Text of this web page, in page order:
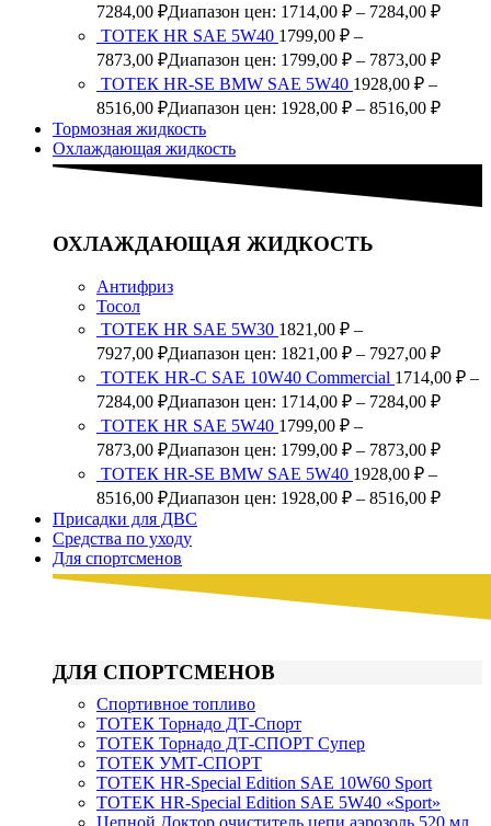
7284,00 ₽Диапазон цен: 1714,00 ₽ – 7284,00 ₽
ТОТЕК HR SAE 5W40 1799,00 ₽ –
7873,00 ₽Диапазон цен: 1799,00 ₽ – 7873,00 ₽
ТОТЕК HR-SE BMW SAE 5W40 1928,00 ₽ –
8516,00 ₽Диапазон цен: 1928,00 ₽ – 8516,00 ₽
Тормозная жидкость
Охлаждающая жидкость
ОХЛАЖДАЮЩАЯ ЖИДКОСТЬ
Антифриз
Тосол
ТОТЕК HR SAE 5W30 1821,00 ₽ –
7927,00 ₽Диапазон цен: 1821,00 ₽ – 7927,00 ₽
TOTEK HR-C SAE 10W40 Commercial 1714,00 ₽ –
7284,00 ₽Диапазон цен: 1714,00 ₽ – 7284,00 ₽
ТОТЕК HR SAE 5W40 1799,00 ₽ –
7873,00 ₽Диапазон цен: 1799,00 ₽ – 7873,00 ₽
ТОТЕК HR-SE BMW SAE 5W40 1928,00 ₽ –
8516,00 ₽Диапазон цен: 1928,00 ₽ – 8516,00 ₽
Присадки для ДВС
Средства по уходу
Для спортсменов
ДЛЯ СПОРТСМЕНОВ
Спортивное топливо
ТОТЕК Торнадо ДТ-Спорт
ТОТЕК Торнадо ДТ-СПОРТ Супер
ТОТЕК УМТ-СПОРТ
TOTEK HR-Special Edition SAE 10W60 Sport
TOTEK HR-Special Edition SAE 5W40 «Sport»
Цепной Доктор очиститель цепи аэрозоль 520 мл